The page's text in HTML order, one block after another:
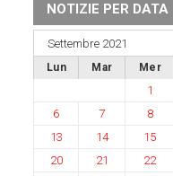
NOTIZIE PER DATA
Settembre 2021
Lun Mar Mer
1
6
7 8
13
14 15
20
21 22